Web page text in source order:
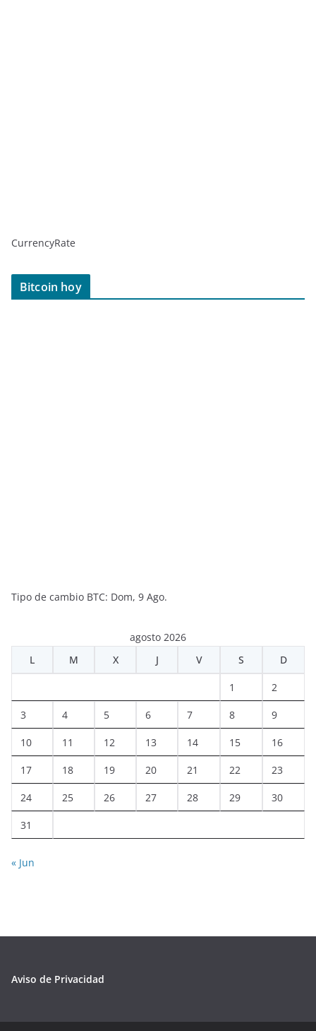
CurrencyRate
Bitcoin hoy
Tipo de cambio BTC: Dom, 9 Ago.
agosto 2026
L
M X J V S D
1 2
3 4 5 6 7 8 9
10 11 12 13 14 15 16
17 18 19 20 21 22 23
24 25 26 27 28 29 30
31
« Jun
Aviso de Privacidad